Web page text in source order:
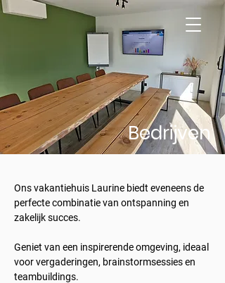
Bedrijven
Ons vakantiehuis Laurine biedt eveneens de
perfecte combinatie van ontspanning en
zakelijk succes.
Geniet van een inspirerende omgeving, ideaal
voor vergaderingen, brainstormsessies en
teambuildings.